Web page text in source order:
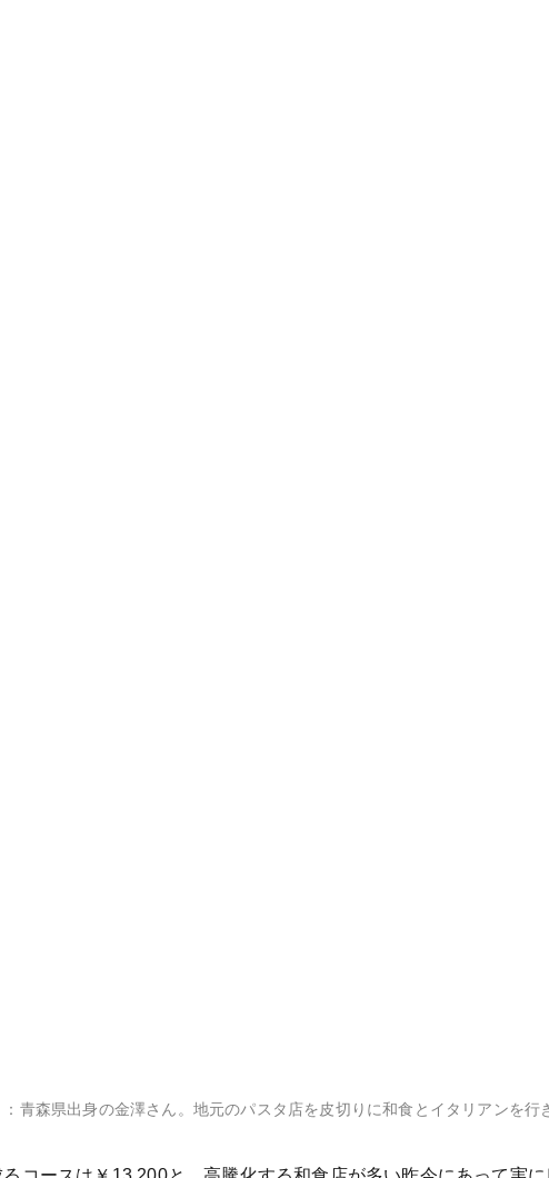
：青森県出身の金澤さん。地元のパスタ店を皮切りに和食とイタリアンを